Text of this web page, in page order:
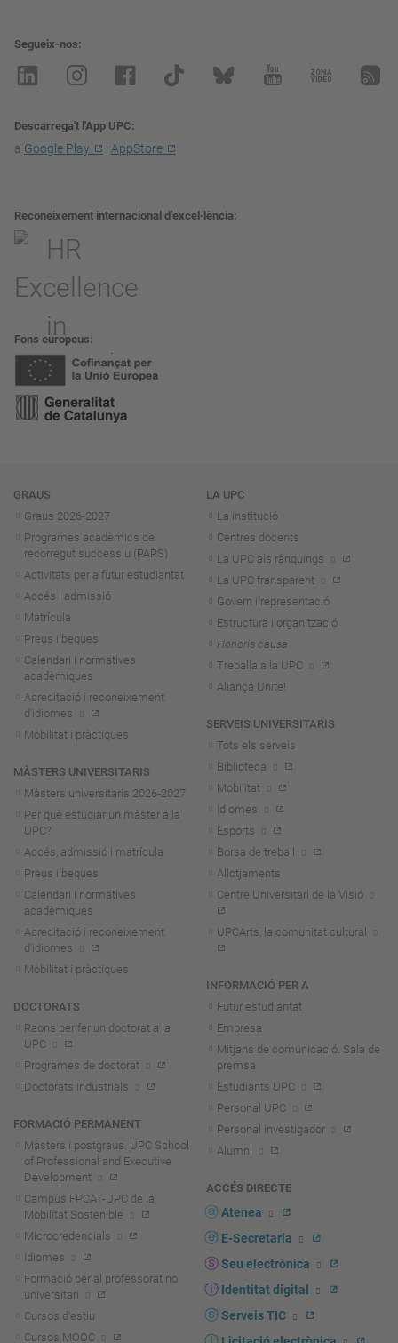
Segueix-nos
Descarrega't l'App UPC
a Google Play i AppStore
Reconeixement internacional d’excel·lència
Fons europeus
Navegació
GRAUS
Graus 2026-2027
Programes acadèmics de
recorregut successiu (PARS)
Activitats per a futur estudiantat
Accés i admissió
Matrícula
Preus i beques
Calendari i normatives
acadèmiques
Acreditació i reconeixement
d'idiomes
Mobilitat i pràctiques
MÀSTERS UNIVERSITARIS
Màsters universitaris 2026-2027
Per què estudiar un màster a la
UPC?
Accés, admissió i matrícula
Preus i beques
Calendari i normatives
acadèmiques
Acreditació i reconeixement
d'idiomes
Mobilitat i pràctiques
DOCTORATS
Raons per fer un doctorat a la
UPC
Programes de doctorat
Doctorats industrials
FORMACIÓ PERMANENT
Màsters i postgraus. UPC School
of Professional and Executive
Development
Campus FPCAT-UPC de la
Mobilitat Sostenible
Microcredencials
Idiomes
Formació per al professorat no
universitari
Cursos d'estiu
Cursos MOOC
LA UPC
La institució
Centres docents
La UPC als rànquings
La UPC transparent
Govern i representació
Estructura i organització
Honoris causa
Treballa a la UPC
Aliança Unite!
SERVEIS UNIVERSITARIS
Tots els serveis
Biblioteca
Mobilitat
Idiomes
Esports
Borsa de treball
Allotjaments
Centre Universitari de la Visió
UPCArts, la comunitat cultural
INFORMACIÓ PER A
Futur estudiantat
Empresa
Mitjans de comunicació. Sala de
premsa
Estudiants UPC
Personal UPC
Personal investigador
Alumni
ACCÉS DIRECTE
Atenea
E-Secretaria
Seu electrònica
Identitat digital
Serveis TIC